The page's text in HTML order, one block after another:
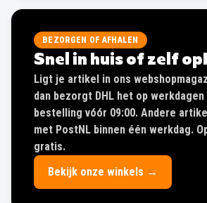
BEZORGEN OF AFHALEN
Snel in huis of zelf
Ligt je artikel in ons
dan bezorgt DHL het op
bestelling vóór 09:00. Andere
met PostNL binnen één werkdag.
gratis.
Bekijk onze winkels →